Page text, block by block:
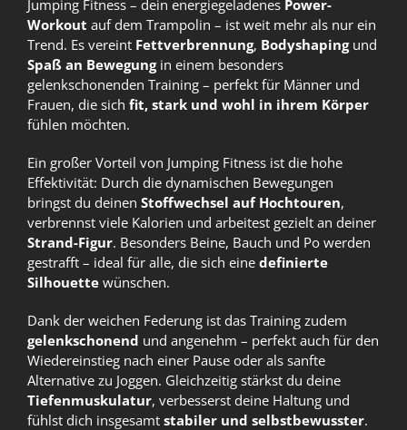
Jumping Fitness – dein energiegeladenes Power-
Workout auf dem Trampolin – ist weit mehr als nur ein
Trend. Es vereint Fettverbrennung, Bodyshapingund
Spaß an Bewegungin einem besonders
gelenkschonenden Training – perfekt für Männer und
Frauen, die sich fit, stark und wohl in ihrem Körper
fühlen möchten.
Ein großer Vorteil von Jumping Fitness ist die hohe
Effektivität: Durch die dynamischen Bewegungen
bringst du deinen Stoffwechsel auf Hochtouren,
verbrennst viele Kalorien und arbeitest gezielt an deiner
Strand-Figur. Besonders Beine, Bauch und Po werden
gestrafft – ideal für alle, die sich eine definierte
Silhouette wünschen.
Dank der weichen Federung ist das Training zudem
gelenkschonend und angenehm – perfekt auch für den
Wiedereinstieg nach einer Pause oder als sanfte
Alternative zu Joggen. Gleichzeitig stärkst du deine
Tiefenmuskulatur, verbesserst deine Haltung und
fühlst dich insgesamt stabiler und selbstbewusster.